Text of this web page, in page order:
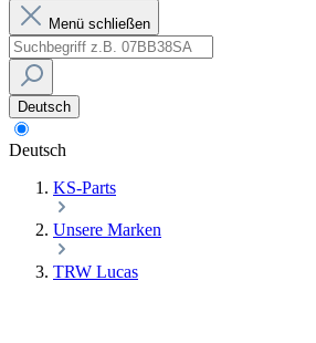
Menü schließen
Deutsch
Deutsch
KS-Parts
Unsere Marken
TRW Lucas